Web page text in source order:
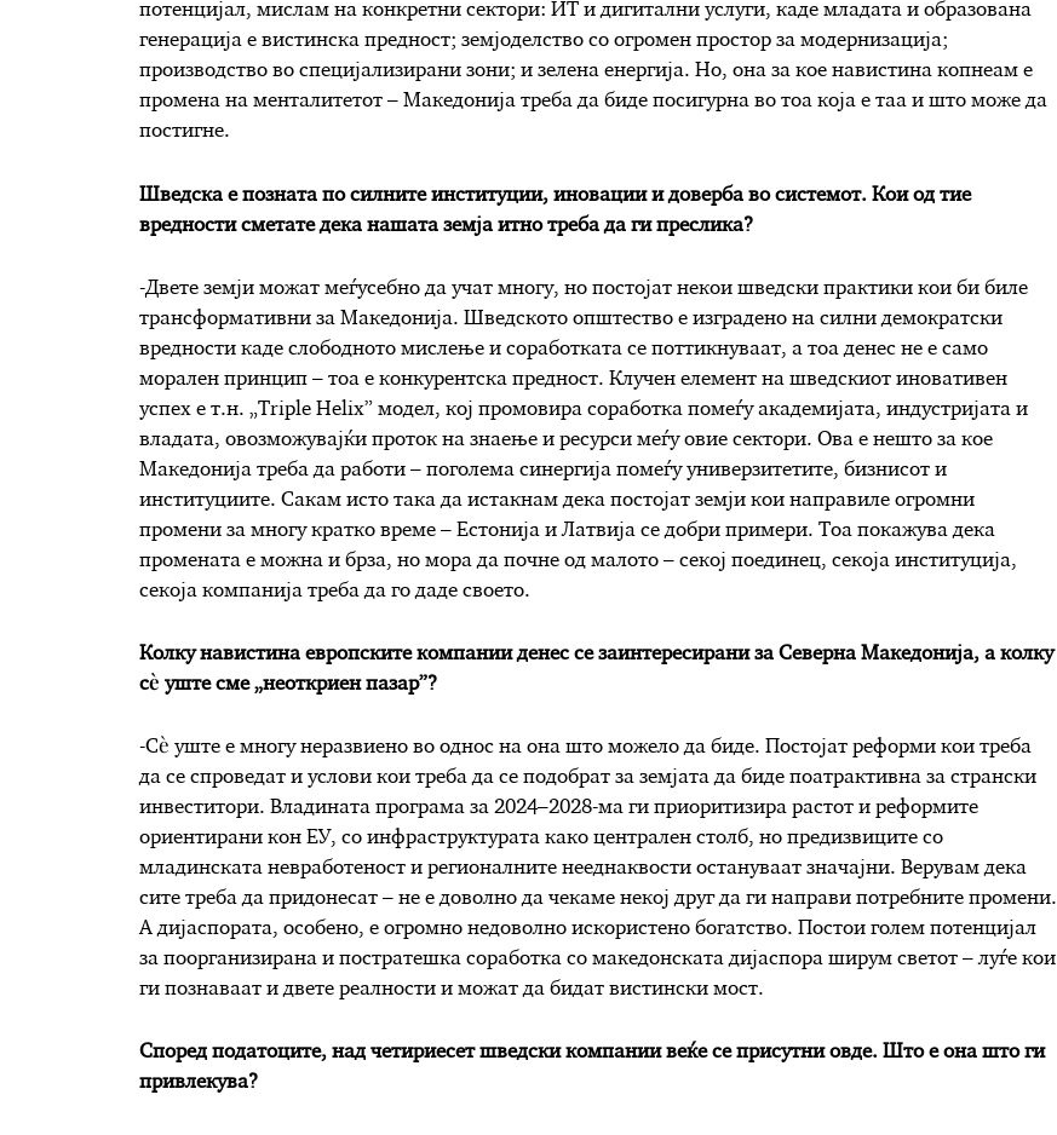
потенцијал, мислам на конкретни сектори: ИТ и дигитални услуги, каде младата и образована
генерација е вистинска предност; земјоделство со огромен простор за модернизација;
производство во специјализирани зони; и зелена енергија. Но, она за кое навистина копнеам е
промена на менталитетот – Македонија треба да биде посигурна во тоа која е таа и што може да
постигне.
Шведска е позната по силните институции, иновации и доверба во системот. Кои од тие
вредности сметате дека нашата земја итно треба да ги преслика?
-Двете земји можат меѓусебно да учат многу, но постојат некои шведски практики кои би биле
трансформативни за Македонија. Шведското општество е изградено на силни демократски
вредности каде слободното мислење и соработката се поттикнуваат, а тоа денес не е само
морален принцип – тоа е конкурентска предност. Клучен елемент на шведскиот иновативен
успех е т.н. „Triple Helix” модел, кој промовира соработка помеѓу академијата, индустријата и
владата, овозможувајќи проток на знаење и ресурси меѓу овие сектори. Ова е нешто за кое
Македонија треба да работи – поголема синергија помеѓу универзитетите, бизнисот и
институциите. Сакам исто така да истакнам дека постојат земји кои направиле огромни
промени за многу кратко време – Естонија и Латвија се добри примери. Тоа покажува дека
промената е можна и брза, но мора да почне од малото – секој поединец, секоја институција,
секоја компанија треба да го даде своето.
Колку навистина европските компании денес се заинтересирани за Северна Македонија, а колку
сè уште сме „неоткриен пазар”?
-Сè уште е многу неразвиено во однос на она што можело да биде. Постојат реформи кои треба
да се спроведат и услови кои треба да се подобрат за земјата да биде поатрактивна за странски
инвеститори. Владината програма за 2024–2028-ма ги приоритизира растот и реформите
ориентирани кон ЕУ, со инфраструктурата како централен столб, но предизвиците со
младинската невработеност и регионалните нееднаквости остануваат значајни. Верувам дека
сите треба да придонесат – не е доволно да чекаме некој друг да ги направи потребните промени.
А дијаспората, особено, е огромно недоволно искористено богатство. Постои голем потенцијал
за поорганизирана и постратешка соработка со македонската дијаспора ширум светот – луѓе кои
ги познаваат и двете реалности и можат да бидат вистински мост.
Според податоците, над четириесет шведски компании веќе се присутни овде. Што е она што ги
привлекува?